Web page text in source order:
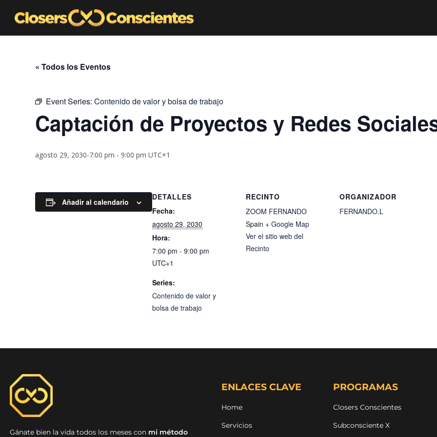
« Todos los Eventos
Event Series: Contenido de valor y bolsa de trabajo
Captación de Proyectos y Redes
agosto 29, 2030-7:00 pm - 9:00 pm UTC+1
Añadir al calendario
DETALLES
Fecha:
agosto 29, 2030
Hora:
7:00 pm - 9:00 pm
UTC+1
Series:
Contenido de valor y
bolsa de trabajo
RECINTO
ZOOM FERNANDO
Spain + Google Map
Ver el sitio web del
Recinto
ORGANIZADOR
FERNANDO.L
Gánate bien la vida todos los meses con mi método
ENLACES CLAVE
Home
Servicios
PROGRAMAS
Closers Conscientes
Subconsciente X